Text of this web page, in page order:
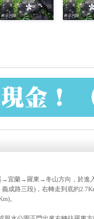
宜蘭→羅東→冬山方向，於進
成路三段)，右轉走到底約
。